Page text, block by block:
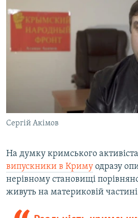
Сергій Акімов
На думку кримського активіста
випускники в Криму одразу
нерівному становищі
живуть на материковій частині